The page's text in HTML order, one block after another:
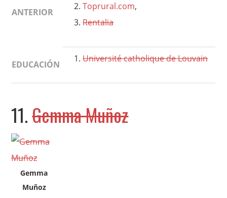
ANTERIOR
Toprural.com,
Rentalia
EDUCACIÓN
Université catholique de Louvain
11.Gemma Muñoz
Gemma
Muñoz